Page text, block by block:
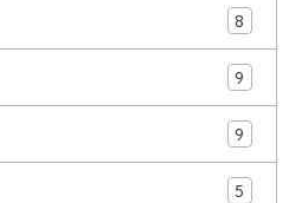
8
9
9
5